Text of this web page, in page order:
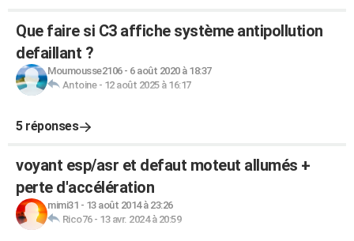
Que faire si C3 affiche système antipollution
defaillant ?
Moumousse2106- 6 août 2020 à 18:37
Antoine- 12 août 2025 à 16:17
5 réponses
voyant esp/asr et defaut moteut allumés +
perte d'accélération
mimi31 - 13 août 2014 à 23:26
Rico76- 13 avr. 2024 à 20:59